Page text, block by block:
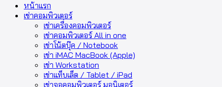
หน้าแรก
เช่าคอมพิวเตอร์
เช่าเครื่องคอมพิวเตอร์
เช่าคอมพิวเตอร์ All in one
เช่าโน้ตบุ๊ค / Notebook
เช่า iMAC MacBook (Apple)
เช่า Workstation
เช่าแท็บเล็ต / Tablet / iPad
เช่าจอคอมพิวเตอร์ มอนิเตอร์